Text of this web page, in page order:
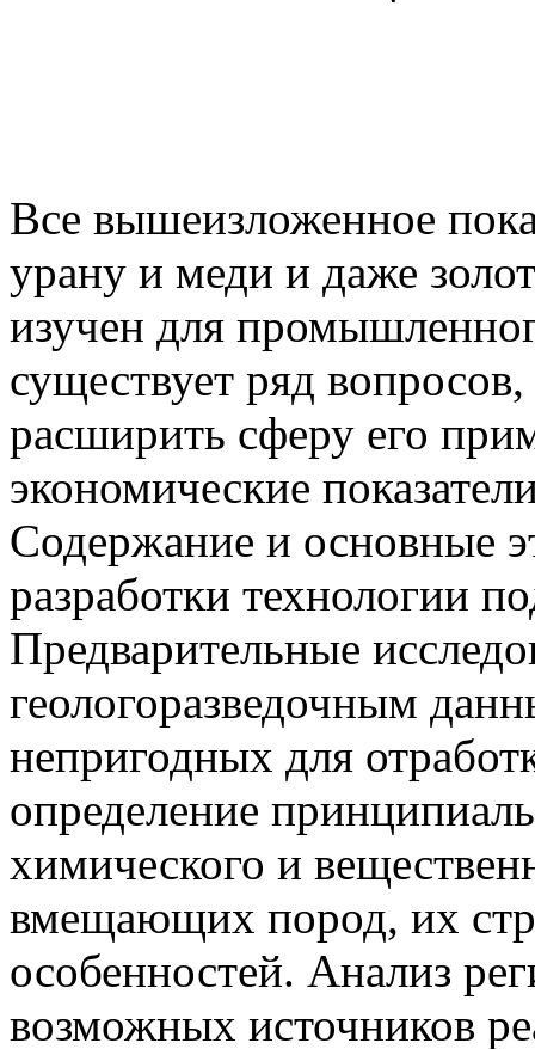
Все вышеизложенное
урану и меди и даже
изучен для
существует ряд
расширить сферу его
экономические
Содержание и основные
разработки технологии
Предварительные
геологоразведочным
непригодных для
определение
химического и
вмещающих пород, их
особенностей. Анализ
возможных источников